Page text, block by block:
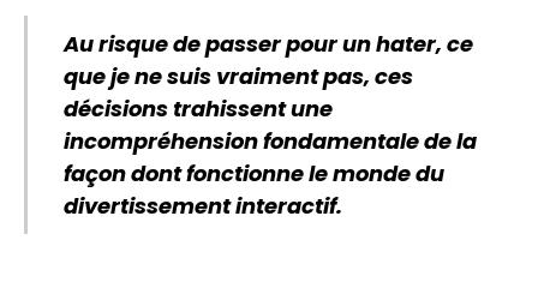
Au risque de passer pour un hater, ce
que je ne suis vraiment pas, ces
décisions trahissent une
incompréhension fondamentale de la
façon dont fonctionne le monde du
divertissement interactif.